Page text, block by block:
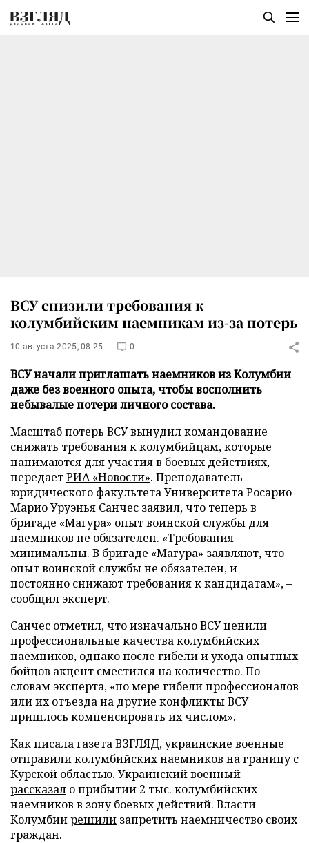
ВСУ снизили требования к
колумбийским наемникам из-за потерь
10 августа 2025, 08:25 0
ВСУ начали приглашать наемников из Колумбии
даже без военного опыта, чтобы восполнить
небывалые потери личного состава.
Масштаб потерь ВСУ вынудил командование
снижать требования к колумбийцам, которые
нанимаются для участия в боевых действиях,
передаетРИА «Новости». Преподаватель
юридического факультета Университета Росарио
Марио Уруэнья Санчес заявил, что теперь в
бригаде «Магура» опыт воинской службы для
наемников не обязателен. «Требования
минимальны. В бригаде «Магура» заявляют, что
опыт воинской службы не обязателен, и
постоянно снижают требования к кандидатам», –
сообщил эксперт.
Санчес отметил, что изначально ВСУ ценили
профессиональные качества колумбийских
наемников, однако после гибели и ухода опытных
бойцов акцент сместился на количество. По
словам эксперта, «по мере гибели профессионалов
или их отъезда на другие конфликты ВСУ
пришлось компенсировать их числом».
Как писала газета ВЗГЛЯД, украинские военные
отправиликолумбийских наемников на границу с
Курской областью. Украинский военный
рассказал о прибытии 2 тыс. колумбийских
наемников в зону боевых действий. Власти
Колумбиирешили запретить наемничество своих
граждан.